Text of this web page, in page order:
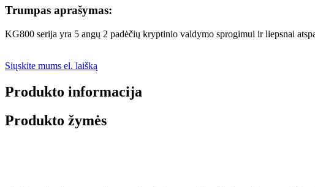
Trumpas aprašymas:
KG800 serija yra 5 angų 2 padėčių kryptinio valdymo sprogimui ir liepsnai
Siųskite mums el. laišką
Produkto informacija
Produkto žymės